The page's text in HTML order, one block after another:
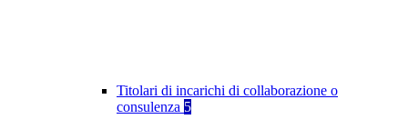
Titolari di incarichi di collaborazione o
consulenza 5